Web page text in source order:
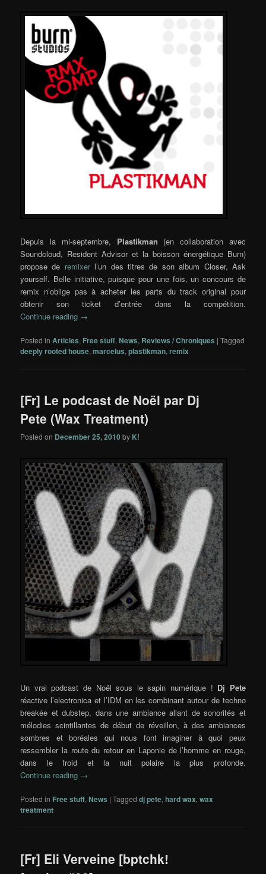
Depuis la mi-septembre, Plastikman (en collaboration avec
Soundcloud, Resident Advisor et la boisson énergétique Burn)
propose de remixerl’un des titres de son album Closer, Ask
yourself. Belle initiative, puisque pour une fois, un concours de
remix n’oblige pas à acheter les parts du track original pour
obtenir son ticket d’entrée dans la compétition.
Continue reading →
Posted in Articles, Free stuff,News, Reviews / Chroniques |Tagged
deeply rooted house,marcelus,plastikman,remix
[Fr] Le podcast de Noël par Dj
Pete (Wax Treatment)
Posted on December 25, 2010 by K!
Un vrai podcast de Noël sous le sapin numérique ! Dj Pete
réactive l’electronica et l’IDM en les combinant autour de techno
breakée et dubstep, dans une ambiance allant de sonorités et
mélodies scintillantes de début de réveillon, à des ambiances
sombres et boréales qui nous font imaginer à quoi peux
ressembler la route du retour en Laponie de l’homme en rouge,
dans le froid et la nuit polaire la plus profonde.
Continue reading →
Posted in Free stuff,News |Tagged dj pete,hard wax,wax
treatment
[Fr] Eli Verveine [bptchk!